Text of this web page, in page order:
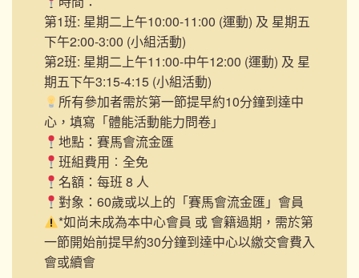
第1班: 星期二上午10:00-11:00 (運動) 及 星期五
下午2:00-3:00 (小組活動)
第2班: 星期二上午11:00-中午12:00 (運動) 及 星
期五下午3:15-4:15 (小組活動)
所有參加者需於第一節提早約10分鐘到達中
心，填寫「體能活動能力問卷」
地點：賽馬會流金匯
班組費用︰全免
名額：每班 8 人
對象：60歲或以上的「賽馬會流金匯」會員
*如尚未成為本中心會員 或 會籍過期，需於第
一節開始前提早約30分鐘到達中心以繳交會費入
會或續會